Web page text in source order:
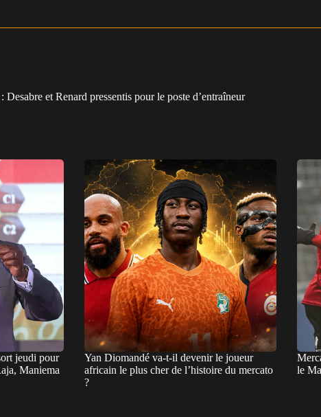
et Renard pressentis pour le poste d’entraîneur
jeudi pour
Maniema
Yan Diomandé va-t-il devenir le joueur
africain le plus cher de l’histoire du mercato
?
le